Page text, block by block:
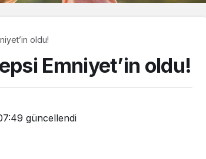
oldu!
Emniyet’in oldu!
güncellendi